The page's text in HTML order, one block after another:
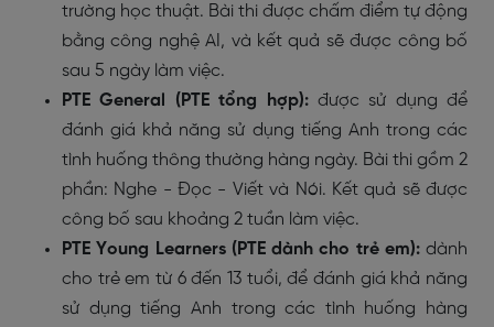
trường học thuật. Bài thi được chấm điểm tự động
bằng công nghệ AI, và kết quả sẽ được công bố
sau 5 ngày làm việc.
PTE General (PTE tổng hợp): được sử dụng để
đánh giá khả năng sử dụng tiếng Anh trong các
tình huống thông thường hàng ngày. Bài thi gồm 2
phần: Nghe - Đọc - Viết và Nói. Kết quả sẽ được
công bố sau khoảng 2 tuần làm việc.
PTE Young Learners (PTE dành cho trẻ em):dành
cho trẻ em từ 6 đến 13 tuổi, để đánh giá khả năng
sử dụng tiếng Anh trong các tình huống hàng